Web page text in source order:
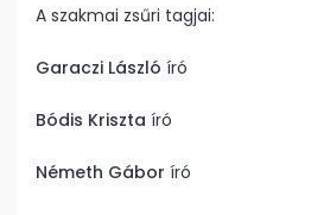
A szakmai zsűri tagjai:
Garaczi László író
Bódis Kriszta író
Németh Gábor író